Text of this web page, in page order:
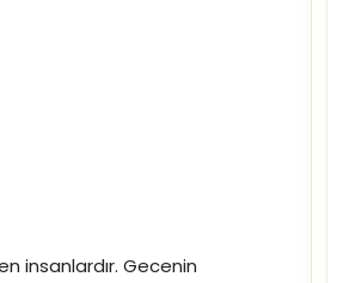
insanlardır. Gecenin